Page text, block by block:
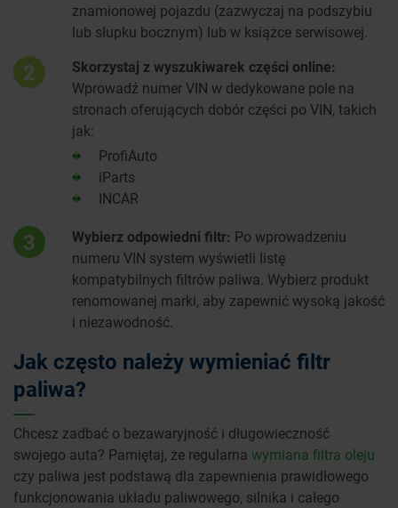
znamionowej pojazdu (zazwyczaj na podszybiu
lub słupku bocznym) lub w książce serwisowej.
2
Skorzystaj z wyszukiwarek części online:
Wprowadź numer VIN w dedykowane pole na
stronach oferujących dobór części po VIN, takich
jak:
ProfiAuto
iParts
INCAR
3 Wybierz odpowiedni filtr: Po wprowadzeniu
numeru VIN system wyświetli listę
kompatybilnych filtrów paliwa. Wybierz produkt
renomowanej marki, aby zapewnić wysoką jakość
i niezawodność.
Jak często należy wymieniać filtr
paliwa?
Chcesz zadbać o bezawaryjność i długowieczność
swojego auta? Pamiętaj, że regularna wymiana filtra oleju
czy paliwa jest podstawą dla zapewnienia prawidłowego
funkcjonowania układu paliwowego, silnika i całego